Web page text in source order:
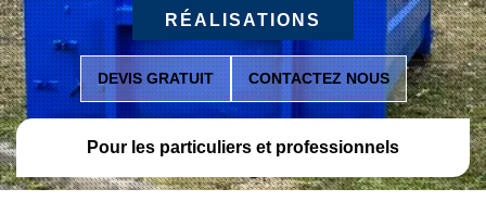
RÉALISATIONS
DEVIS GRATUIT CONTACTEZ NOUS
Pour les particuliers et professionnels